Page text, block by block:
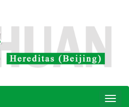
Toggle